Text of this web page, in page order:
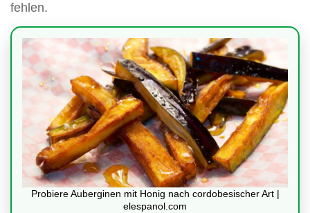
fehlen.
Probiere Auberginen mit Honig nach cordobesischer Art |
elespanol.com